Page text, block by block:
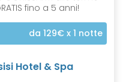
fino a 5 anni!
da 129€ x 1 notte
Hotel & Spa